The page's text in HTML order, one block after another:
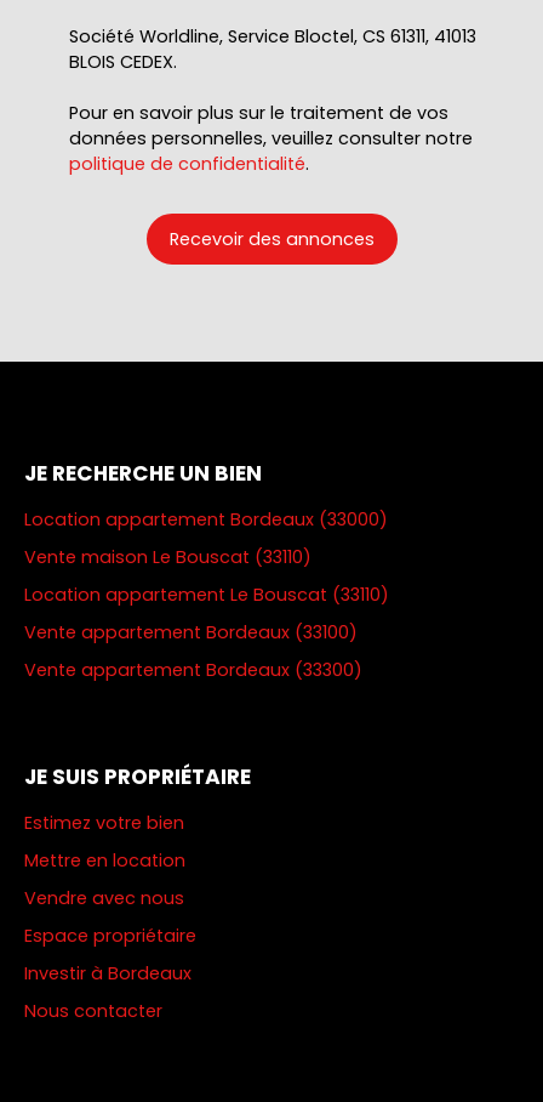
Société Worldline, Service Bloctel, CS 61311, 41013
BLOIS CEDEX.
Pour en savoir plus sur le traitement de vos
données personnelles, veuillez consulter notre
politique de confidentialité.
Recevoir des annonces
JE RECHERCHE UN BIEN
Location appartement Bordeaux (33000)
Vente maison Le Bouscat (33110)
Location appartement Le Bouscat (33110)
Vente appartement Bordeaux (33100)
Vente appartement Bordeaux (33300)
JE SUIS PROPRIÉTAIRE
Estimez votre bien
Mettre en location
Vendre avec nous
Espace propriétaire
Investir à Bordeaux
Nous contacter